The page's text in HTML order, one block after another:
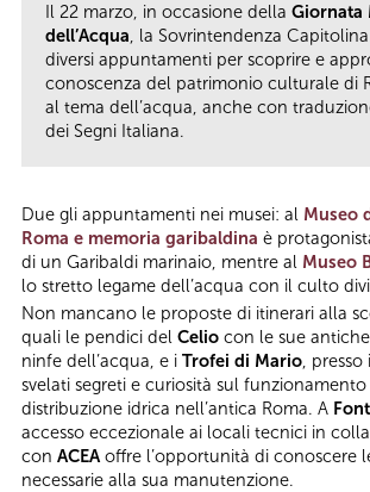
Il 22 marzo, in occasione della Giornata
dell’Acqua, la Sovrintendenza
diversi appuntamenti per scoprire e
conoscenza del patrimonio culturale di
al tema dell’acqua, anche con
dei Segni Italiana.
Due gli appuntamenti nei musei: al Museo
Roma e memoria garibaldina è
di un Garibaldi marinaio, mentre al Museo
lo stretto legame dell’acqua con il culto
Non mancano le proposte di itinerari alla
quali le pendici del Celio con le sue
ninfe dell’acqua, e i Trofei di Mario,
svelati segreti e curiosità sul
distribuzione idrica nell’antica Roma. A
accesso eccezionale ai locali tecnici in
con ACEA offre l’opportunità di conoscere
necessarie alla sua manutenzione.